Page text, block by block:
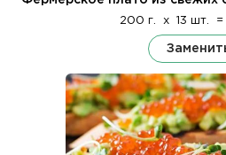
200 г. x 13 шт. =